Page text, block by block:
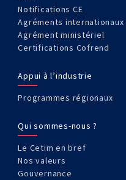
Notifications CE
Agréments internationaux
Agrément ministériel
Certifications Cofrend
Appui à l’industrie
Programmes régionaux
Qui sommes-nous ?
Le Cetim en bref
Nos valeurs
Gouvernance